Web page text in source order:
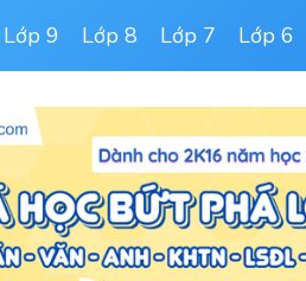
Lớp 9 Lớp 8 Lớp 7 Lớp 6